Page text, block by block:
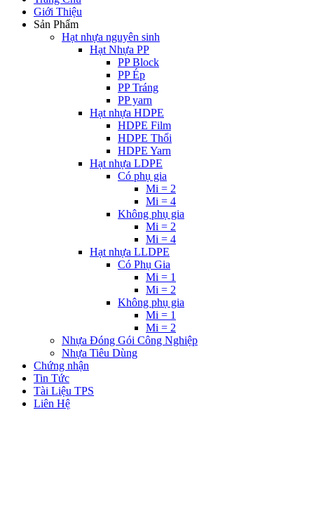
Giới Thiệu
Sản Phẩm
Hạt nhựa nguyên sinh
Hạt Nhựa PP
PP Block
PP Ép
PP Tráng
PP yarn
Hạt nhựa HDPE
HDPE Film
HDPE Thổi
HDPE Yarn
Hạt nhựa LDPE
Có phụ gia
Mi = 2
Mi = 4
Không phụ gia
Mi = 2
Mi = 4
Hạt nhựa LLDPE
Có Phụ Gia
Mi = 1
Mi = 2
Không phụ gia
Mi = 1
Mi = 2
Nhựa Đóng Gói Công Nghiệp
Nhựa Tiêu Dùng
Chứng nhận
Tin Tức
Tài Liệu TPS
Liên Hệ